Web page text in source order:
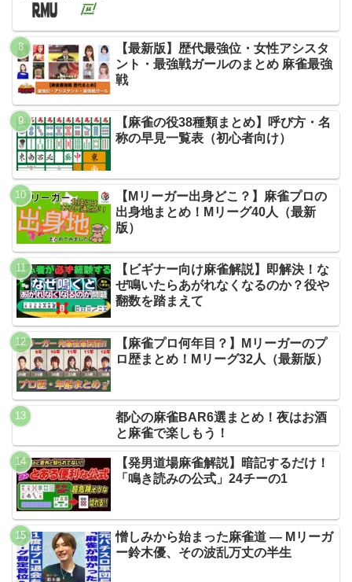
【最新版】歴代最強位・女性アシスタ
ント・最強戦ガールのまとめ 麻雀最強
戦
【麻雀の役38種類まとめ】呼び方・名
称の早見一覧表（初心者向け）
【Mリーガー出身どこ？】麻雀プロの
出身地まとめ！Mリーグ40人（最新
版）
【ビギナー向け麻雀解説】即解決！な
ぜ鳴いたらあがれなくなるのか？役や
翻数を踏まえて
【麻雀プロ何年目？】Mリーガーのプ
ロ歴まとめ！Mリーグ32人（最新版）
都心の麻雀BAR6選まとめ！夜はお酒
と麻雀で楽しもう！
【発男道場麻雀解説】暗記するだけ！
「鳴き読みの公式」24チーの1
憎しみから始まった麻雀道 ― Mリーガ
ー鈴木優、その波乱万丈の半生